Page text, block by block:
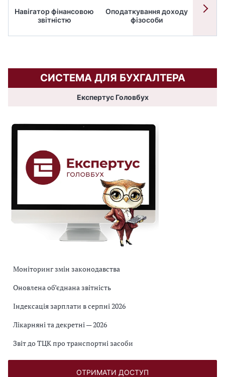
Навігатор фінансовою
звітністю
Оподаткування доходу
фізособи
СИСТЕМА ДЛЯ БУХГАЛТЕРА
Експертус Головбух
Моніторинг змін законодавства
Оновлена об’єднана звітність
Індексація зарплати в серпні 2026
Лікарняні та декретні — 2026
Звіт до ТЦК про транспортні засоби
ОТРИМАТИ ДОСТУП